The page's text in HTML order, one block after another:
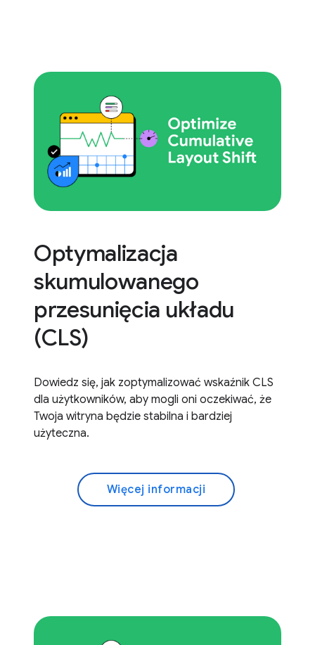
Optymalizacja
skumulowanego
przesunięcia układu
(CLS)
Dowiedz się, jak zoptymalizować wskaźnik CLS
dla użytkowników, aby mogli oni oczekiwać, że
Twoja witryna będzie stabilna i bardziej
użyteczna.
Więcej informacji